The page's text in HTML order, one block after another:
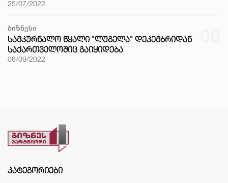
25/07/2022
ბიზნესი
ᲡᲐᲛᲙᲣᲠᲜᲐᲚᲝ ᲬᲧᲐᲚᲘ "ᲚᲣᲒᲔᲚᲐ" ᲓᲔᲙᲔᲛᲑᲠᲘᲓᲐᲜ
ᲡᲐᲥᲐᲠᲗᲕᲔᲚᲝᲨᲘᲪ ᲒᲐᲘᲧᲘᲓᲔᲑᲐ
08/09/2022
ᲙᲐᲢᲔᲒᲝᲠᲘᲔᲑᲘ